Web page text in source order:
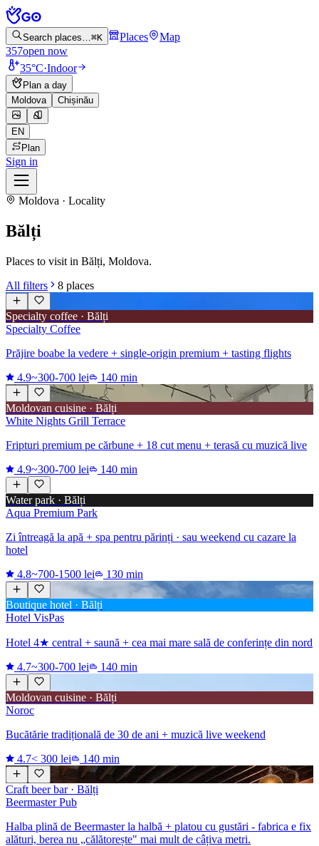
Search places…⌘K Places
Map
357open now
35°C·Indoor
Plan a day
Moldova
Chișinău
EN
Plan
Sign in
Moldova · Locality
Bălți
Places to visit in Bălți, Moldova.
All filters
8 places
Specialty coffee · Bălți
Specialty Coffee
Prăjire boabe la vedere + single-origin premium + tasting flights
4.9~300-700 lei 140 min
Moldovan cuisine · Bălți
White Nights Grill Terrace
Fripturi premium pe cărbune + 18 cut menu + terasă cu muzică live
4.9~300-700 lei 140 min
Water park · Bălți
Aqua Premium Park
Zi întreagă la apă + spa pentru părinți · sau weekend cu cazare la
hotel
4.8~700-1500 lei 130 min
Boutique hotel · Bălți
Hotel VisPas
Hotel 4★ central + saună + cea mai mare sală de conferințe din nord
4.7~300-700 lei 140 min
Moldovan cuisine · Bălți
Noroc
Bucătărie tradițională de 30 de ani + muzică live weekend
4.7< 300 lei 140 min
Craft beer bar· Bălți
Beermaster Pub
Halba plină de Beermaster la halbă + platou cu gustări - fabrica e fix
alături, berea nu „călătorește" mai mult de câțiva metri.